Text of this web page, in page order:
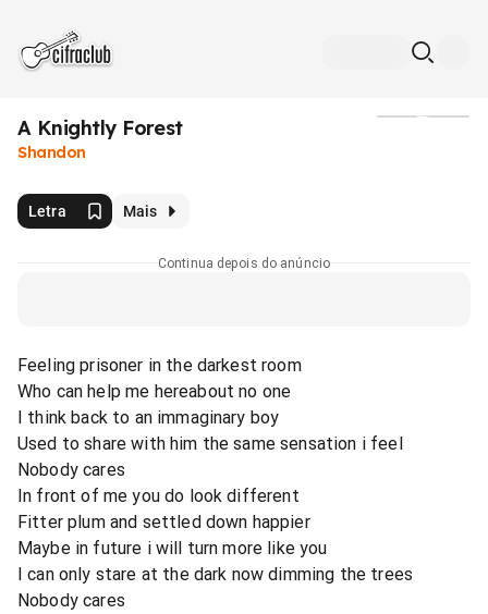
A Knightly Forest
Shandon
Letra Mais
Continua depois do anúncio
Feeling prisoner in the darkest room
Who can help me hereabout no one
I think back to an immaginary boy
Used to share with him the same sensation i feel
Nobody cares
In front of me you do look different
Fitter plum and settled down happier
Maybe in future i will turn more like you
I can only stare at the dark now dimming the trees
Nobody cares